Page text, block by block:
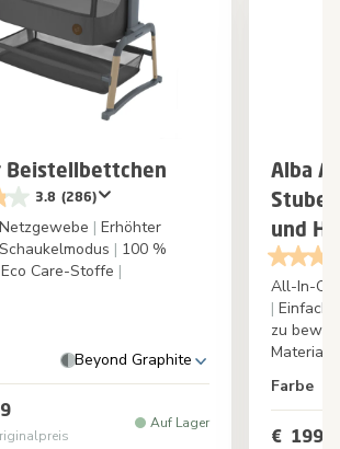
Beistellbettchen
3.8 (286)
| Erhöhter
Schaukelmodus | 100 %
Care-Stoffe |
Beyond Graphite
Auf Lager
Alba
und
All-In-
| Einfach
zu
Farbe
€